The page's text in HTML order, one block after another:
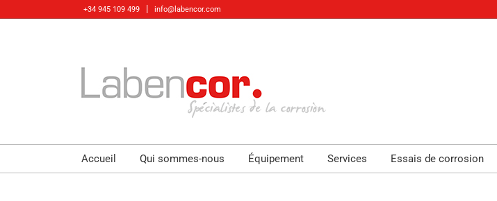
+34 945 109 499 | info@labencor.com
Accueil Qui sommes-nous Équipement Services Essais de corrosion